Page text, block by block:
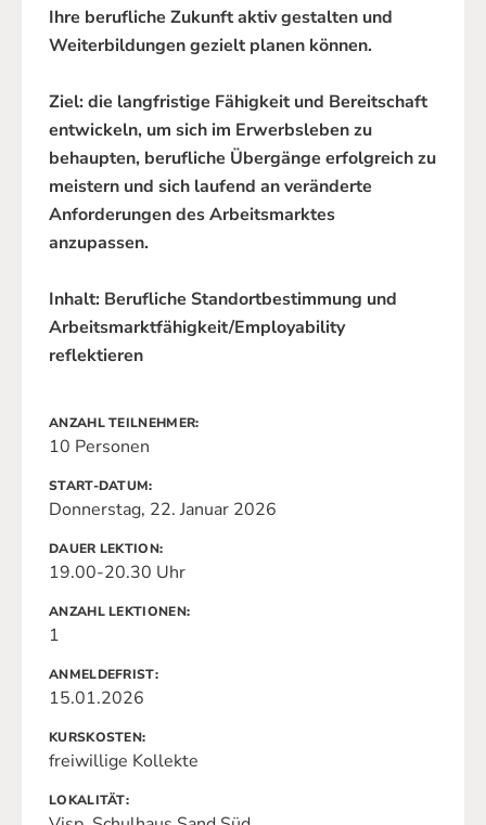
Ihre berufliche Zukunft aktiv gestalten und
Weiterbildungen gezielt planen können.
Ziel: die langfristige Fähigkeit und Bereitschaft
entwickeln, um sich im Erwerbsleben zu
behaupten, berufliche Übergänge erfolgreich zu
meistern und sich laufend an veränderte
Anforderungen des Arbeitsmarktes
anzupassen.
Inhalt: Berufliche Standortbestimmung und
Arbeitsmarktfähigkeit/Employability
reflektieren
ANZAHL TEILNEHMER
10 Personen
START-DATUM
Donnerstag, 22. Januar 2026
DAUER LEKTION
19.00-20.30 Uhr
ANZAHL LEKTIONEN
1
ANMELDEFRIST
15.01.2026
KURSKOSTEN
freiwillige Kollekte
LOKALITÄT